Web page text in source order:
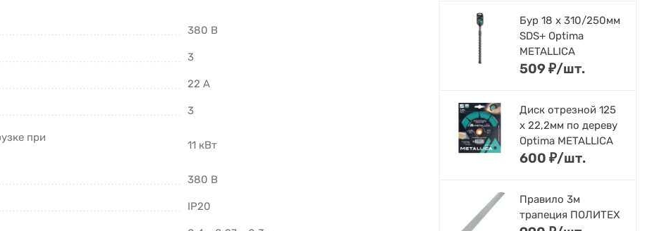
380 В
3
22 А
3
при
11 кВт
380 В
IP20
Бур 18 х 310/250мм
SDS+ Optima
METALLICA
509₽/шт.
Диск отрезной 125
x 22,2мм по дереву
Optima METALLICA
600 ₽/шт.
Правило 3м
трапеция ПОЛИТЕХ